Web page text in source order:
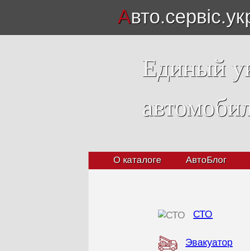
А
Единый
О каталоге АвтоБлог
СТО
Эвакуатор